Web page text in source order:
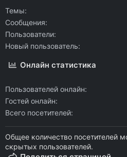
Темы
Сообщения
Пользователи
Новый пользователь
Онлайн статистика
Пользователей онлайн
Гостей онлайн
Всего посетителей
Общее количество посетителей
скрытых пользователей.